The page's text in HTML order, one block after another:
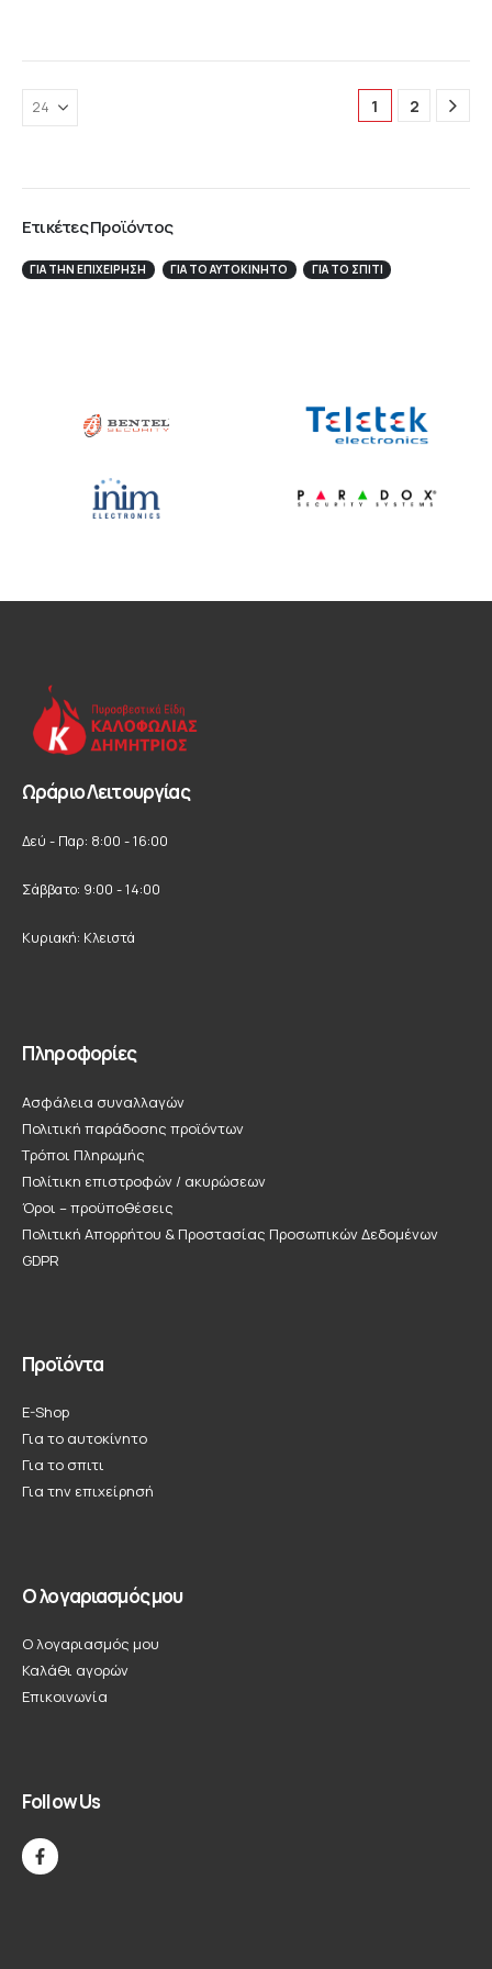
1 2
Ετικέτες Προϊόντος
ΓΙΑ ΤΗΝ ΕΠΙΧΕΊΡΗΣΉ ΓΙΑ ΤΟ ΑΥΤΟΚΊΝΗΤΟ ΓΙΑ ΤΟ ΣΠΙΤΙ
Ωράριο Λειτουργίας
Δεύ - Παρ: 8:00 - 16:00
Σάββατο: 9:00 - 14:00
Κυριακή: Κλειστά
Πληροφορίες
Ασφάλεια συναλλαγών
Πολιτική παράδοσης προϊόντων
Τρόποι Πληρωμής
Πολίτικη επιστροφών / ακυρώσεων
Όροι – προϋποθέσεις
Πολιτική Απορρήτου & Προστασίας Προσωπικών Δεδομένων
GDPR
Προϊόντα
E-Shop
Για το αυτοκίνητο
Για το σπιτι
Για την επιχείρησή
Ο λογαριασμός μου
Ο λογαριασμός μου
Καλάθι αγορών
Επικοινωνία
Follow Us